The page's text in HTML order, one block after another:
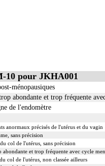
10 pour JKHA001
ménopausiques
abondante et trop fréquente
de l'endomètre
anormaux précisés de l'utérus et du vagin
sans précision
col de l'utérus, sans précision
abondante et trop fréquente avec cycle
col de l'utérus, non classée ailleurs